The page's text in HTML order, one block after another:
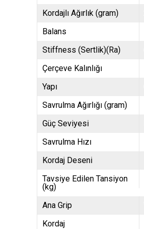
Kordajlı Ağırlık (gram)
Balans
Stiffness (Sertlik)(Ra)
Çerçeve Kalınlığı
Yapı
Savrulma Ağırlığı (gram)
Güç Seviyesi
Savrulma Hızı
Kordaj Deseni
Tavsiye Edilen Tansiyon
(kg)
Ana Grip
Kordaj